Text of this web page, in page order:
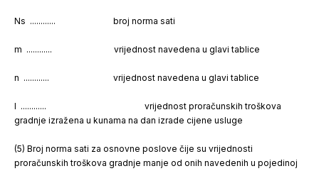
Ns ............ broj norma sati
m ............ vrijednost navedena u glavi tablice
n ............ vrijednost navedena u glavi tablice
I ............ vrijednost proračunskih troškova
gradnje izražena u kunama na dan izrade cijene usluge
(5) Broj norma sati za osnovne poslove čije su vrijednosti
proračunskih troškova gradnje manje od onih navedenih u pojedinoj